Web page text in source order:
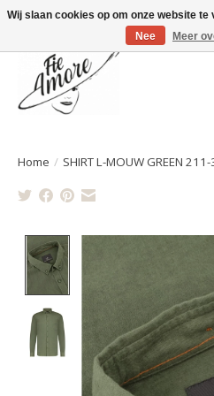
Home / SHIRT L-MOUW GREEN
Wij slaan cookies op om onze website
Nee
Meer